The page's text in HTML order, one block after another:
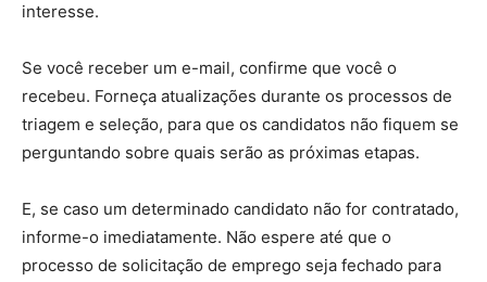
interesse.
Se você receber um e-mail, confirme que você o
recebeu. Forneça atualizações durante os processos de
triagem e seleção, para que os candidatos não fiquem se
perguntando sobre quais serão as próximas etapas.
E, se caso um determinado candidato não for contratado,
informe-o imediatamente. Não espere até que o
processo de solicitação de emprego seja fechado para